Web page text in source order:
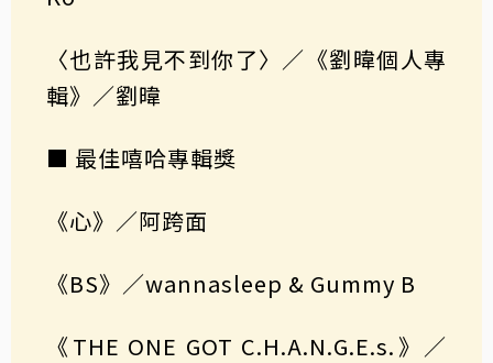
〈也許我見不到你了〉／《劉暐個人專
輯》／劉暐
■ 最佳嘻哈專輯獎
《心》／阿跨面
《BS》／wannasleep & Gummy B
《THE ONE GOT C.H.A.N.G.E.s.》／